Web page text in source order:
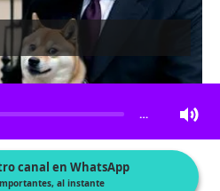
el artículo
…
canal en WhatsApp
al instante